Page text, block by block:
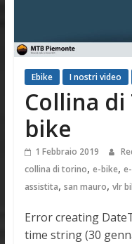
Ebike I nostri video
Collina
bike
1 Febbraio 2019
collina di torino, e-bike,
assistita, san mauro, vlr
Error creating
time string (30